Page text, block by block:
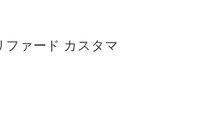
ァード カスタマ